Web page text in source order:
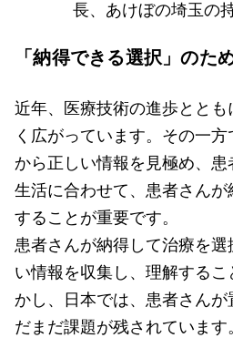
長、あけぼの埼玉の
「納得できる選択」のた
近年、医療技術の進歩ととも
く広がっています。その一
から正しい情報を見極め、
生活に合わせて、患者さん
することが重要です。
患者さんが納得して治療を
い情報を収集し、理解する
かし、日本では、患者さんが
だまだ課題が残されています